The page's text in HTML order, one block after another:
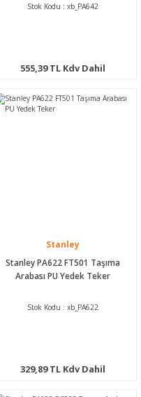
Stok Kodu : xb_PA642
555,39 TL Kdv Dahil
Stanley
Stanley PA622 FT501 Taşıma
Arabası PU Yedek Teker
Stok Kodu : xb_PA622
329,89 TL Kdv Dahil